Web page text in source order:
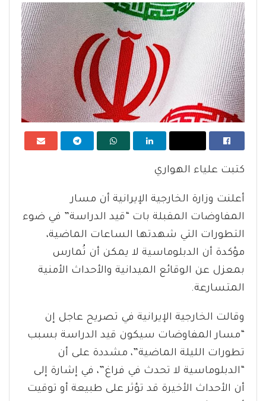
كتبت علياء الهواري
أعلنت وزارة الخارجية الإيرانية أن مسار
المفاوضات المقبلة بات “قيد الدراسة” في ضوء
التطورات التي شهدتها الساعات الماضية،
مؤكدة أن الدبلوماسية لا يمكن أن تُمارس
بمعزل عن الوقائع الميدانية والأحداث الأمنية
المتسارعة.
وقالت الخارجية الإيرانية في تصريح عاجل إن
“مسار المفاوضات سيكون قيد الدراسة بسبب
تطورات الليلة الماضية”، مشددة على أن
“الدبلوماسية لا تحدث في فراغ”، في إشارة إلى
أن الأحداث الأخيرة قد تؤثر على طبيعة أو توقيت